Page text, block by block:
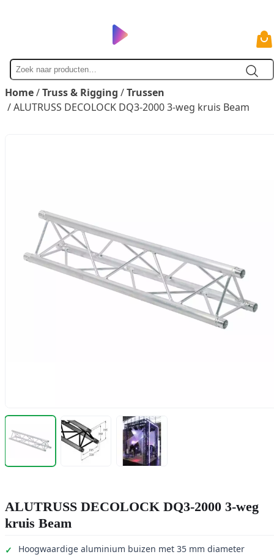
Zoek
naar
Home/Truss & Rigging /Trussen
/ ALUTRUSS DECOLOCK DQ3-2000 3-weg kruis Beam
ALUTRUSS DECOLOCK DQ3-2000 3-weg
kruis Beam
Hoogwaardige aluminium buizen met 35 mm diameter